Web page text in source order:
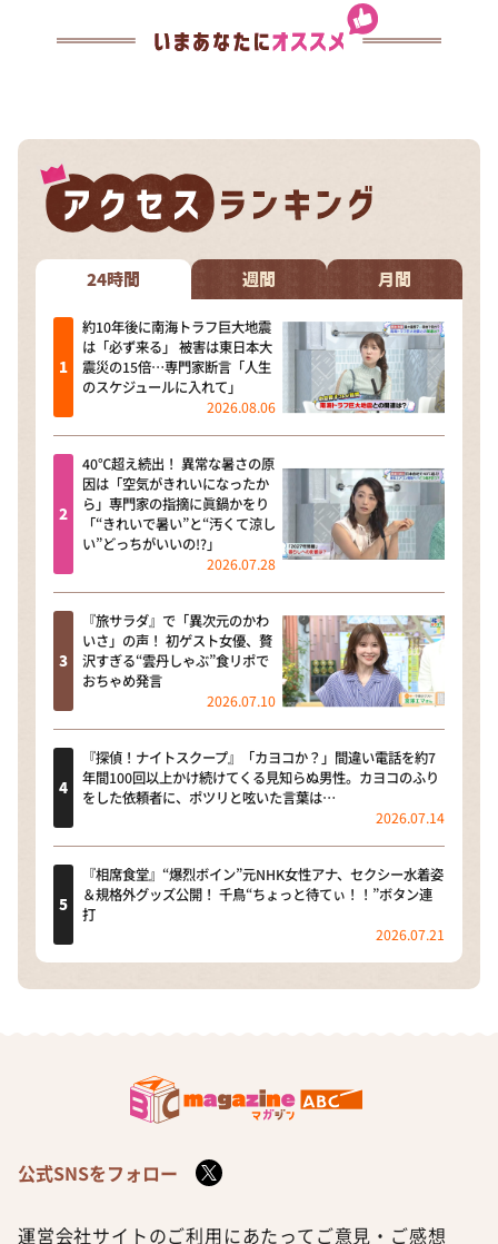
24時間 週間 月間
約10年後に南海トラフ巨大地震
は「必ず来る」 被害は東日本大
震災の15倍…専門家断言「人生
のスケジュールに入れて」
2026.08.06
40℃超え続出！ 異常な暑さの原
因は「空気がきれいになったか
ら」専門家の指摘に眞鍋かをり
「“きれいで暑い”と“汚くて涼し
い”どっちがいいの!?」
2026.07.28
『旅サラダ』で「異次元のかわ
いさ」の声！ 初ゲスト女優、贅
沢すぎる“雲丹しゃぶ”食リポで
おちゃめ発言
2026.07.10
『探偵！ナイトスクープ』「カヨコか？」間違い電話を約7
年間100回以上かけ続けてくる見知らぬ男性。カヨコのふり
をした依頼者に、ポツリと呟いた言葉は…
2026.07.14
『相席食堂』“爆烈ボイン”元NHK女性アナ、セクシー水着姿
＆規格外グッズ公開！ 千鳥“ちょっと待てぃ！！”ボタン連
打
2026.07.21
公式SNSをフォロー
運営会社サイトのご利用にあたって ご意見・ご感想